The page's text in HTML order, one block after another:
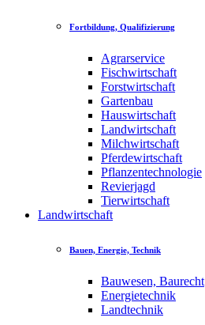
Fortbildung, Qualifizierung
Agrarservice
Fischwirtschaft
Forstwirtschaft
Gartenbau
Hauswirtschaft
Landwirtschaft
Milchwirtschaft
Pferdewirtschaft
Pflanzentechnologie
Revierjagd
Tierwirtschaft
Landwirtschaft
Bauen, Energie, Technik
Bauwesen, Baurecht
Energietechnik
Landtechnik